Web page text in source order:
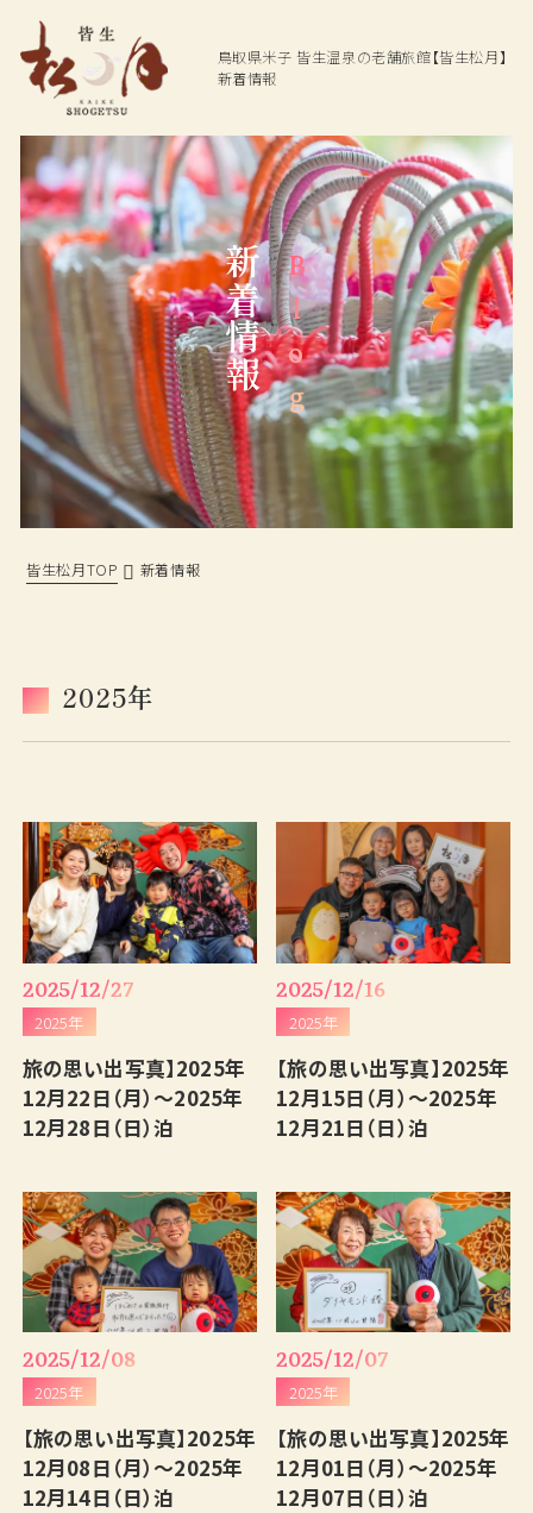
鳥取県米子皆生温泉の老舗旅館【皆生松月】
新着情報
Top
Hot spring
温泉
Dining
お料理
Rooms
ご宿泊客室
Facilities
館内施設
Access
交通アクセス
Plan
プラン一覧
おもてなし
フォトギャラリー
よくあるご質問
お問い合わせ
プランから予約
English
新着情報Blog
皆生松月TOP 新着情報
2025年
2025/12/27
2025年
旅の思い出写真】2025年
12月22日（月）～2025年
12月28日（日）泊
2025/12/16
2025年
【旅の思い出写真】2025年
12月15日（月）～2025年
12月21日（日）泊
2025/12/08
2025年
【旅の思い出写真】2025年
12月08日（月）～2025年
12月14日（日）泊
2025/12/07
2025年
【旅の思い出写真】2025年
12月01日（月）～2025年
12月07日（日）泊